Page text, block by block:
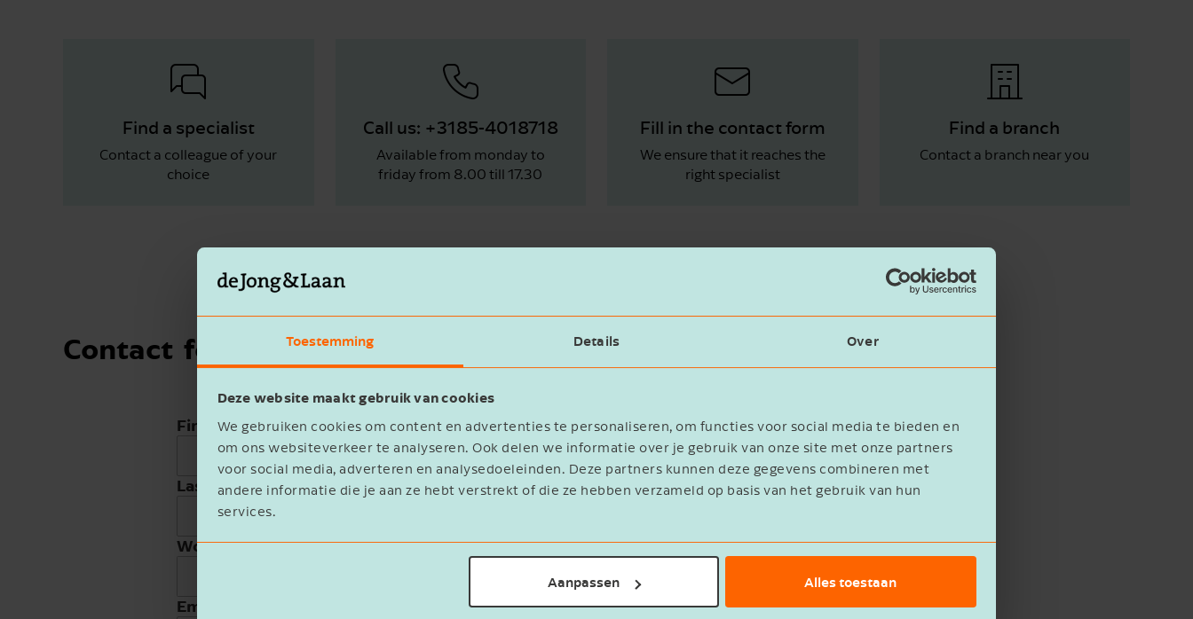
Toestemming Details Over
Deze website maakt gebruik van cookies
We gebruiken cookies om content en advertenties te personaliseren, om functies voor social media te bieden en
om ons websiteverkeer te analyseren. Ook delen we informatie over je gebruik van onze site met onze partners
voor social media, adverteren en analysedoeleinden. Deze partners kunnen deze gegevens combineren met
andere informatie die je aan ze hebt verstrekt of die ze hebben verzameld op basis van het gebruik van hun
services.
Aanpassen Alles toestaan
Find a specialist
Contact a colleague of your
choice
Call us: +3185-4018718
Available from monday to
friday from 8.00 till 17.30
Fill in the contact form
We ensure that it reaches the
right specialist
Find a branch
Contact a branch near you
Contact ­ form
First name
Last name
Work phone
Email address